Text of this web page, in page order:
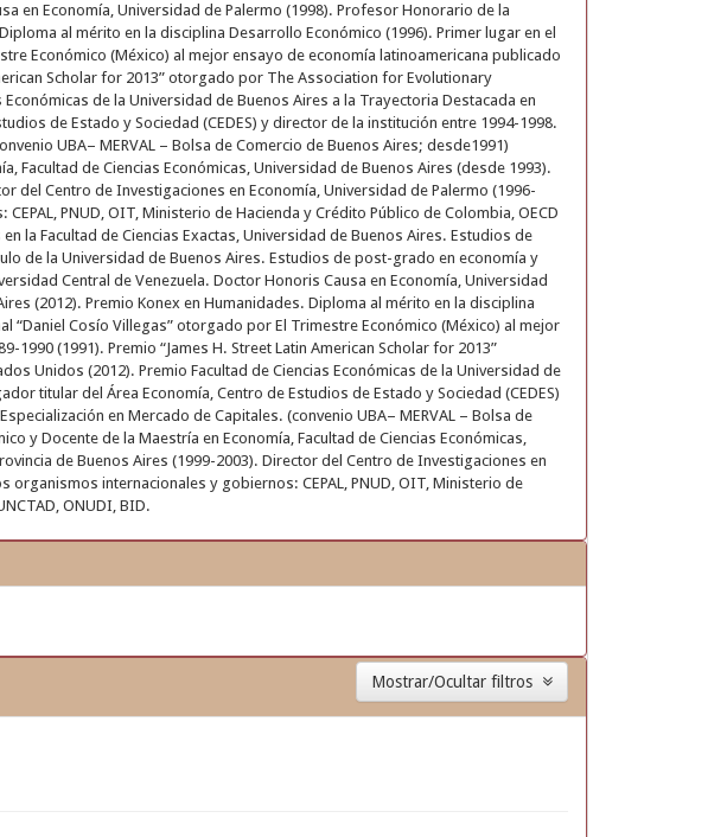
en Economía, Universidad de Palermo (1998). Profesor Honorario de la
al mérito en la disciplina Desarrollo Económico (1996). Primer lugar en el
Económico (México) al mejor ensayo de economía latinoamericana publicado
Scholar for 2013” otorgado por The Association for Evolutionary
de la Universidad de Buenos Aires a la Trayectoria Destacada en
de Estado y Sociedad (CEDES) y director de la institución entre 1994-1998.
UBA– MERVAL – Bolsa de Comercio de Buenos Aires; desde1991)
Facultad de Ciencias Económicas, Universidad de Buenos Aires (desde 1993).
del Centro de Investigaciones en Economía, Universidad de Palermo (1996-
PNUD, OIT, Ministerio de Hacienda y Crédito Público de Colombia, OECD
la Facultad de Ciencias Exactas, Universidad de Buenos Aires. Estudios de
de la Universidad de Buenos Aires. Estudios de post-grado en economía y
Central de Venezuela. Doctor Honoris Causa en Economía, Universidad
(2012). Premio Konex en Humanidades. Diploma al mérito en la disciplina
“Daniel Cosío Villegas” otorgado por El Trimestre Económico (México) al mejor
(1991). Premio “James H. Street Latin American Scholar for 2013”
Unidos (2012). Premio Facultad de Ciencias Económicas de la Universidad de
titular del Área Economía, Centro de Estudios de Estado y Sociedad (CEDES)
en Mercado de Capitales. (convenio UBA– MERVAL – Bolsa de
y Docente de la Maestría en Economía, Facultad de Ciencias Económicas,
de Buenos Aires (1999-2003). Director del Centro de Investigaciones en
internacionales y gobiernos: CEPAL, PNUD, OIT, Ministerio de
ONUDI, BID.